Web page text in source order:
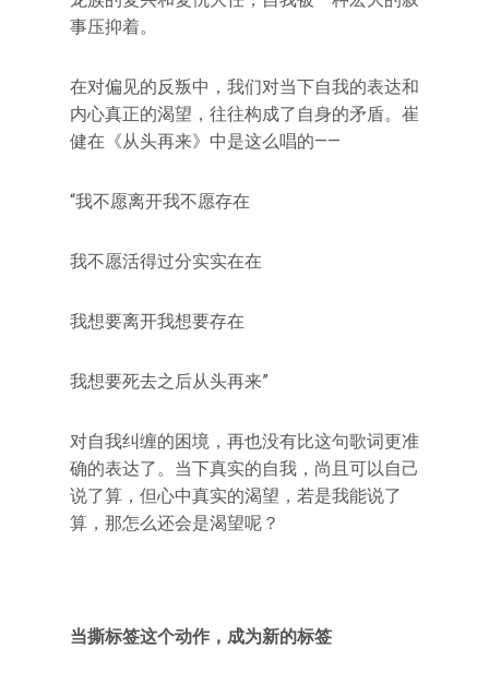
事压抑着。
在对偏见的反叛中，我们对当下自我的表达和
内心真正的渴望，往往构成了自身的矛盾。崔
健在《从头再来》中是这么唱的——
“我不愿离开我不愿存在
我不愿活得过分实实在在
我想要离开我想要存在
我想要死去之后从头再来”
对自我纠缠的困境，再也没有比这句歌词更准
确的表达了。当下真实的自我，尚且可以自己
说了算，但心中真实的渴望，若是我能说了
算，那怎么还会是渴望呢？
当撕标签这个动作，成为新的标签